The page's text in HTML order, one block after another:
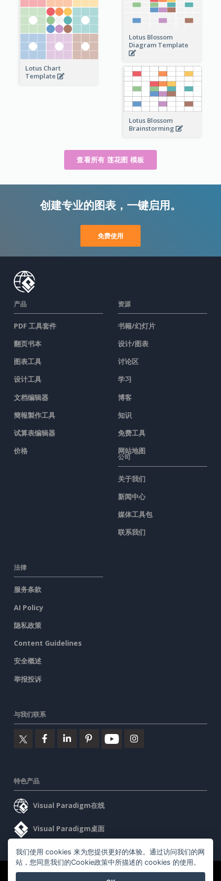
Lotus Chart
Template
Lotus Blossom
Diagram Template
Lotus Blossom
Brainstorming
查看所有 莲花图 模板
创建专业的图表，一键启用。
免费使用
产品
PDF 工具套件
翻页书本
图表工具
设计工具
文档编辑器
簡報製作工具
试算表编辑器
价格
资源
书籍/幻灯片
设计/图表
讨论区
学习
博客
知识
免费工具
网站地图
公司
关于我们
新闻中心
媒体工具包
联系我们
法律
服务条款
AI Policy
隐私政策
Content Guidelines
安全概述
举报投诉
与我们联系
特色产品
Visual Paradigm在线
Visual Paradigm桌面
©2026 by Visual Paradigm. 版权所有。
我们使用 cookies 来为您提供更好的体验。通过访问我们的网
站，您同意我们的Cookie政策中所描述的 cookies 的使用。